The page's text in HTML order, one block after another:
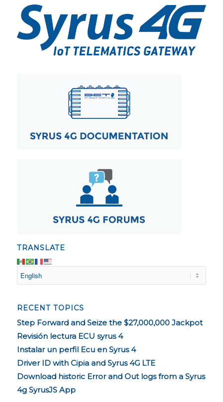
TRANSLATE
RECENT TOPICS
Step Forward and Seize the $27,000,000 Jackpot
Revisión lectura ECU syrus 4
Instalar un perfil Ecu en Syrus 4
Driver ID with Cipia and Syrus 4G LTE
Download historic Error and Out logs from a Syrus
4g SyrusJS App